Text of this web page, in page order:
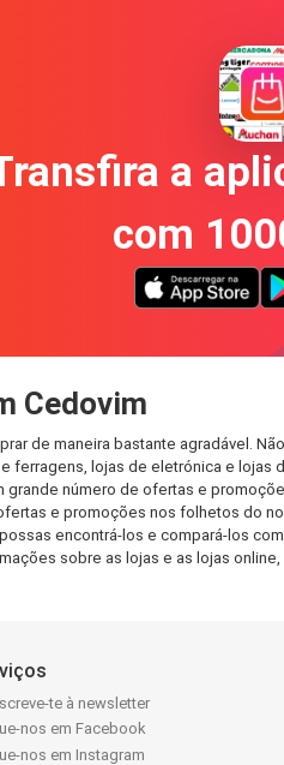
a
com
Cedovim
de maneira bastante agradável.
lojas de eletrónica e
número de ofertas e
e promoções nos folhetos do
encontrá-los e compará-los
sobre as lojas e as lojas
te à newsletter
nos em Facebook
nos em Instagram